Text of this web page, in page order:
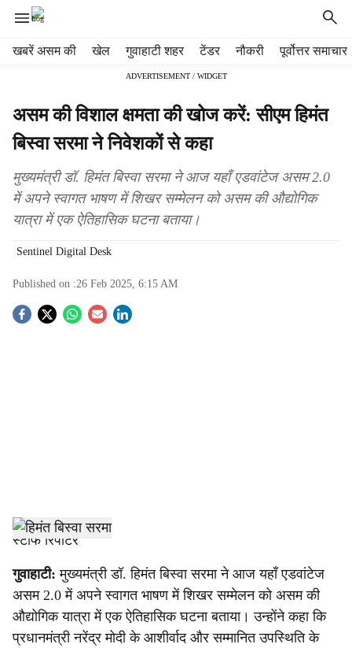
खबरें असम की खेल गुवाहाटी शहर टेंडर नौकरी पूर्वोत्तर समाचार
ADVERTISEMENT / WIDGET
असम की विशाल क्षमता की खोज करें: सीएम हिमंत
बिस्वा सरमा ने निवेशकों से कहा
मुख्यमंत्री डॉ. हिमंत बिस्वा सरमा ने आज यहाँ एडवांटेज असम 2.0
में अपने स्वागत भाषण में शिखर सम्मेलन को असम की औद्योगिक
यात्रा में एक ऐतिहासिक घटना बताया।
Sentinel Digital Desk
Published on :26 Feb 2025, 6:15 AM
S
h
a
r
e
स्टाफ रिपोर्टर
गुवाहाटी: मुख्यमंत्री डॉ. हिमंत बिस्वा सरमा ने आज यहाँ एडवांटेज
असम 2.0 में अपने स्वागत भाषण में शिखर सम्मेलन को असम की
औद्योगिक यात्रा में एक ऐतिहासिक घटना बताया। उन्होंने कहा कि
प्रधानमंत्री नरेंद्र मोदी के आशीर्वाद और सम्मानित उपस्थिति के